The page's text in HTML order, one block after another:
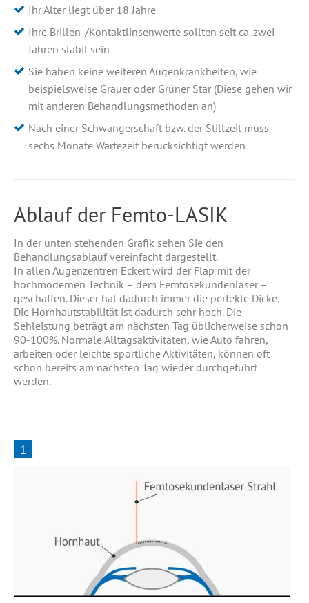
Ihr Alter liegt über 18 Jahre
Ihre Brillen-/Kontaktlinsenwerte sollten seit ca. zwei
Jahren stabil sein
Sie haben keine weiteren Augenkrankheiten, wie
beispielsweise Grauer oder Grüner Star (Diese gehen wir
mit anderen Behandlungsmethoden an)
Nach einer Schwangerschaft bzw. der Stillzeit muss
sechs Monate Wartezeit berücksichtigt werden
Ablauf der Femto-LASIK
In der unten stehenden Grafik sehen Sie den
Behandlungsablauf vereinfacht dargestellt.
In allen Augenzentren Eckert wird der Flap mit der
hochmodernen Technik – dem Femtosekundenlaser –
geschaffen. Dieser hat dadurch immer die perfekte Dicke.
Die Hornhautstabilität ist dadurch sehr hoch. Die
Sehleistung beträgt am nächsten Tag üblicherweise schon
90-100%. Normale Alltagsaktivitäten, wie Auto fahren,
arbeiten oder leichte sportliche Aktivitäten, können oft
schon bereits am nächsten Tag wieder durchgeführt
werden.